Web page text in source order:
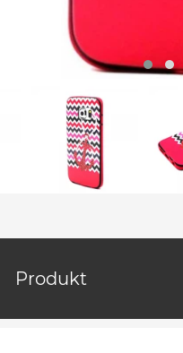
Produkt